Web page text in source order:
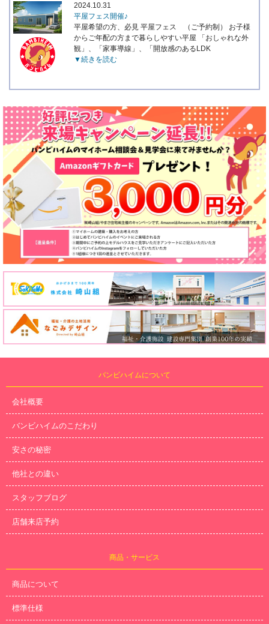
2024.10.31
平屋フェス開催♪
平屋希望の方、必見 平屋フェス （ご予約制） お子様
からご年配の方まで暮らしやすい平屋 「おしゃれな外
観」、「家事導線」、「開放感のあるLDK
▼続きを読む
バンビハイムについて
会社概要
バンビハイムのこだわり
安さの秘密
他社との違い
スタッフブログ
店舗来店予約
商品・サービス
商品について
標準仕様